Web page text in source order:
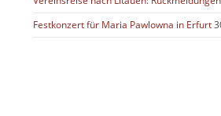
Festkonzert für Maria Pawlowna in Erfurt